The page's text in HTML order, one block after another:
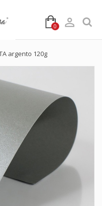
0 
argento 120g